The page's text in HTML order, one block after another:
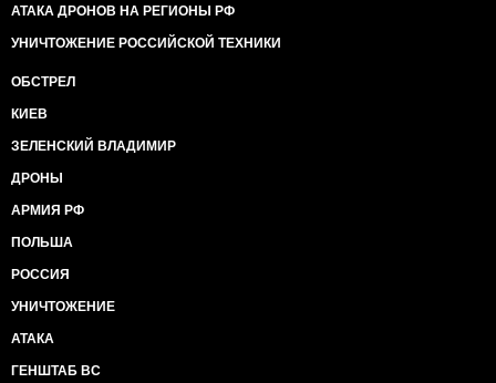
АТАКА ДРОНОВ НА РЕГИОНЫ РФ
УНИЧТОЖЕНИЕ РОССИЙСКОЙ ТЕХНИКИ
ОБСТРЕЛ
КИЕВ
ЗЕЛЕНСКИЙ ВЛАДИМИР
ДРОНЫ
АРМИЯ РФ
ПОЛЬША
РОССИЯ
УНИЧТОЖЕНИЕ
АТАКА
ГЕНШТАБ ВС